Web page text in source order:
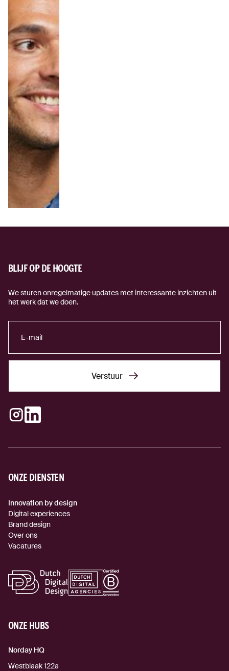
BLIJF OP DE HOOGTE
We sturen onregelmatige updates met interessante inzichten uit
het werk dat we doen.
Verstuur
Instagram
LinkedIn
ONZE DIENSTEN
Innovation by design
Digital experiences
Brand design
Over ons
Vacatures
ONZE HUBS
Norday HQ
Westblaak 122a